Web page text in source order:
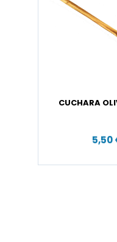
CUCHARA
5,50